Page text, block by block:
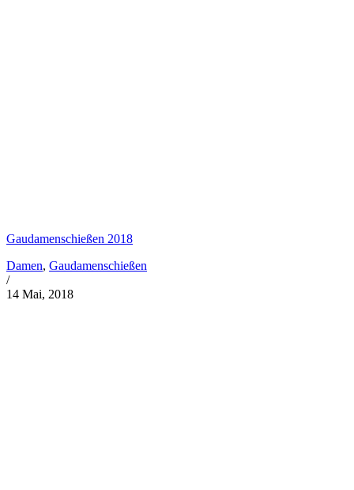
Gaudamenschießen 2018
Damen, Gaudamenschießen
/
14 Mai, 2018